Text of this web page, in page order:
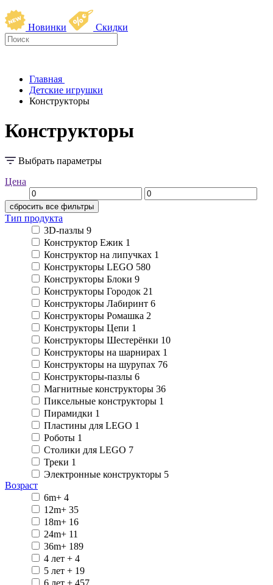
Новинки Скидки
Главная
Детские игрушки
Конструкторы
Конструкторы
Выбрать параметры
Цена
сбросить все фильтры
Тип продукта
3D-пазлы 9
Конструктор Ежик 1
Конструктор на липучках 1
Конструкторы LEGO 580
Конструкторы Блоки 9
Конструкторы Городок 21
Конструкторы Лабиринт 6
Конструкторы Ромашка 2
Конструкторы Цепи 1
Конструкторы Шестерёнки 10
Конструкторы на шарнирах 1
Конструкторы на шурупах 76
Конструкторы-пазлы 6
Магнитные конструкторы 36
Пиксельные конструкторы 1
Пирамидки 1
Пластины для LEGO 1
Роботы 1
Столики для LEGO 7
Треки 1
Электронные конструкторы 5
Возраст
6m+ 4
12m+ 35
18m+ 16
24m+ 11
36m+ 189
4 лет + 4
5 лет + 19
6 лет + 457